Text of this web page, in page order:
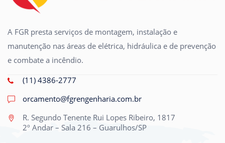
A FGR presta serviços de montagem, instalação e
manutenção nas áreas de elétrica, hidráulica e de prevenção
e combate a incêndio.
(11) 4386-2777
orcamento@fgrengenharia.com.br
R. Segundo Tenente Rui Lopes Ribeiro, 1817
2º Andar – Sala 216 – Guarulhos/SP